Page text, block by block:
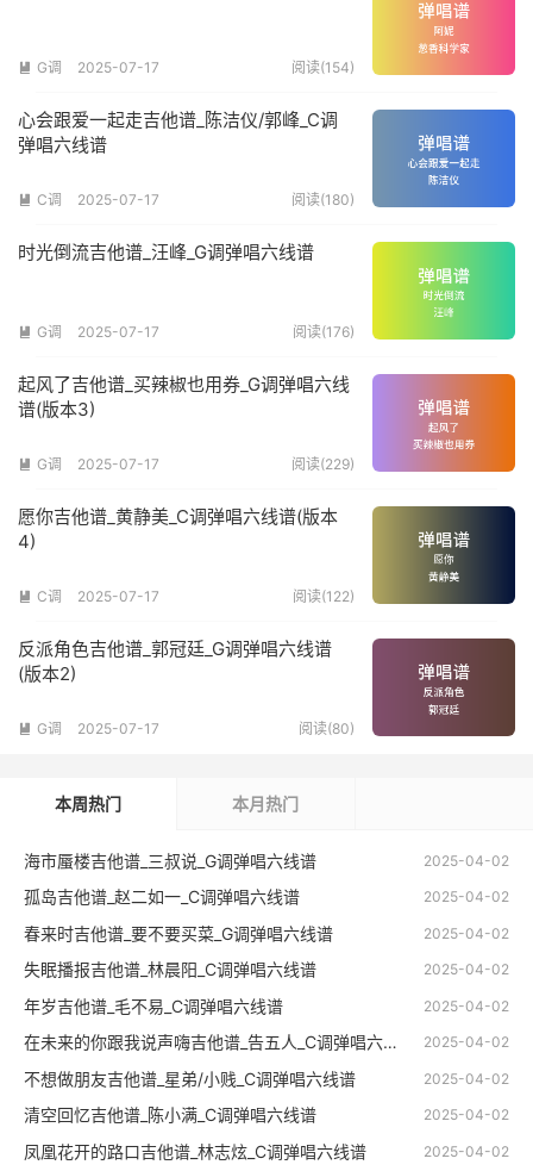
 G调 2025-07-17 阅读(154)
心会跟爱一起走吉他谱_陈洁仪/郭峰_C调
弹唱六线谱
 C调 2025-07-17 阅读(180)
时光倒流吉他谱_汪峰_G调弹唱六线谱
 G调 2025-07-17 阅读(176)
起风了吉他谱_买辣椒也用券_G调弹唱六线
谱(版本3)
 G调 2025-07-17 阅读(229)
愿你吉他谱_黄静美_C调弹唱六线谱(版本
4)
 C调 2025-07-17 阅读(122)
反派角色吉他谱_郭冠廷_G调弹唱六线谱
(版本2)
 G调 2025-07-17 阅读(80)
本周热门 本月热门
2025-04-02
海市蜃楼吉他谱_三叔说_G调弹唱六线谱
2025-04-02
孤岛吉他谱_赵二如一_C调弹唱六线谱
2025-04-02
春来时吉他谱_要不要买菜_G调弹唱六线谱
2025-04-02
失眠播报吉他谱_林晨阳_C调弹唱六线谱
2025-04-02
年岁吉他谱_毛不易_C调弹唱六线谱
2025-04-02
在未来的你跟我说声嗨吉他谱_告五人_C调弹唱六线谱
2025-04-02
不想做朋友吉他谱_星弟/小贱_C调弹唱六线谱
2025-04-02
清空回忆吉他谱_陈小满_C调弹唱六线谱
2025-04-02
凤凰花开的路口吉他谱_林志炫_C调弹唱六线谱